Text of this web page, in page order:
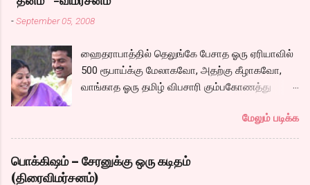
-September 05, 2008
ஹைதராபாத்தில் தெலுங்கே பேசாத ஓரு ஏரியாவில்
500 ரூபாய்க்கு மேலாகவோ, அதற்கு கீழாகவோ,
வாங்காத ஓரு தமிழ் விபசாரி கும்பகோணத்து
வாழ்கைபடுகிறாள். அவளுடய வாழ்கை எப்படி
அமைந்தது? என்ற ஓரு நல்ல லைனை , சங்கீதா
தன்னுடய இடுப்பை சுழற்றி, சுழற்றி நடப்பதை போல்
சும்மா, சுத்தி, சுத்தி குழப்பி, நம்பமுடியாத
மேலும் படிக்க
பொக்கிஷம் – சேரனுக்கு ஒரு கடிதம்
(திரைவிமர்சனம்)